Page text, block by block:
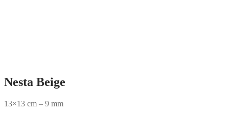
Nesta Beige
13×13 cm – 9 mm